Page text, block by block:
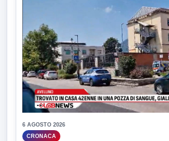
6 AGOSTO 2026
CRONACA